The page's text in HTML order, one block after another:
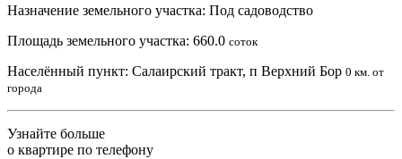
Назначение земельного участка: Под садоводство
Площадь земельного участка: 660.0 соток
Населённый пункт: Салаирский тракт, п Верхний Бор 0 км. от
города
Узнайте больше
о квартире по телефону